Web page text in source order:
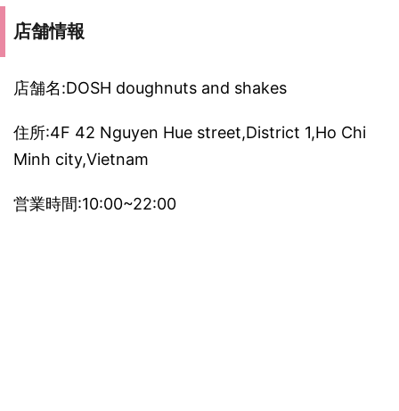
店舗情報
店舗名:DOSH doughnuts and shakes
住所:4F 42 Nguyen Hue street,District 1,Ho Chi
Minh city,Vietnam
営業時間:10:00~22:00